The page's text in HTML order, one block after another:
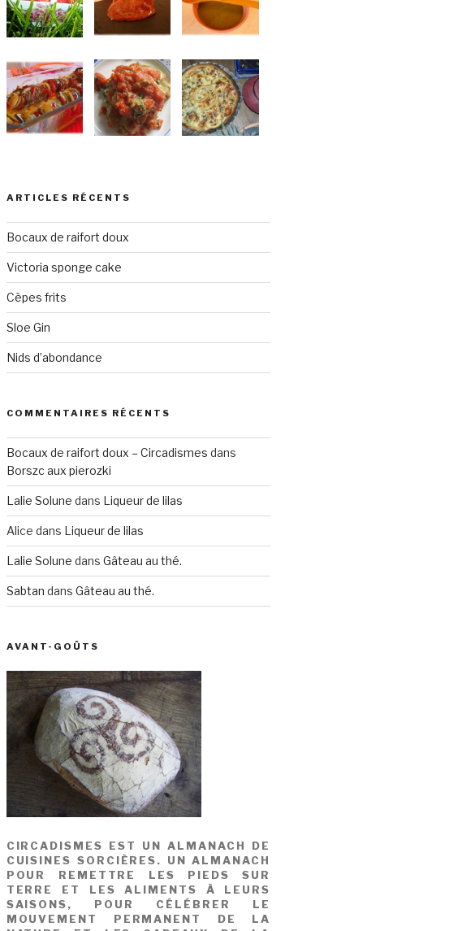
ARTICLES RÉCENTS
Bocaux de raifort doux
Victoria sponge cake
Cèpes frits
Sloe Gin
Nids d’abondance
COMMENTAIRES RÉCENTS
Bocaux de raifort doux – Circadismes dans
Borszc aux pierozki
Lalie Solune dans Liqueur de lilas
Alice dans Liqueur de lilas
Lalie Solune dans Gâteau au thé.
Sabtan dans Gâteau au thé.
AVANT-GOÛTS
CIRCADISMES EST UN ALMANACH DE
CUISINES SORCIÈRES. UN ALMANACH
POUR REMETTRE LES PIEDS SUR
TERRE ET LES ALIMENTS À LEURS
SAISONS, POUR CÉLÉBRER LE
MOUVEMENT PERMANENT DE LA